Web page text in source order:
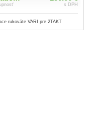
s DPH
rukoväte VARI pre 2TAKT